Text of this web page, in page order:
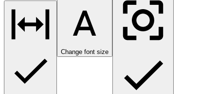
Change font size